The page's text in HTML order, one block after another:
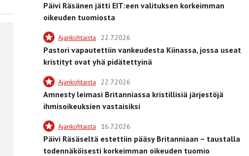
Päivi Räsänen jätti EIT:een valituksen korkeimman
oikeuden tuomiosta
Ajankohtaista 22.7.2026
Pastori vapautettiin vankeudesta Kiinassa, jossa useat
kristityt ovat yhä pidätettyinä
Ajankohtaista 22.7.2026
Amnesty leimasi Britanniassa kristillisiä järjestöjä
ihmisoikeuksien vastaisiksi
Ajankohtaista 16.7.2026
Päivi Räsäseltä estettiin pääsy Britanniaan – taustalla
todennäköisesti korkeimman oikeuden tuomio